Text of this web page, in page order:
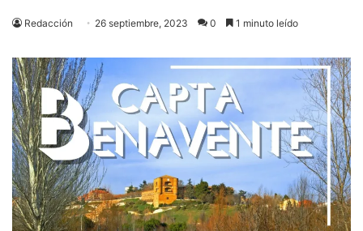
Redacción 26 septiembre, 2023 0 1 minuto leído